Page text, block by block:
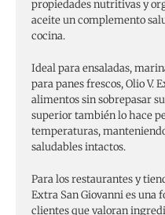
propiedades nutritivas y
aceite un complemento
cocina.
Ideal para ensaladas,
para panes frescos, Olio V.
alimentos sin sobrepasar
superior también lo hace
temperaturas,
saludables intactos.
Para los restaurantes y
Extra San Giovanni es una
clientes que valoran